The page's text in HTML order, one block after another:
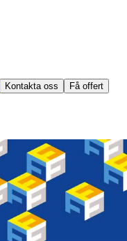
Kontakta oss Få offert